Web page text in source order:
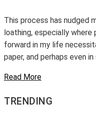
This process has nudged
loathing, especially where
forward in my life
paper, and perhaps even
Read More
TRENDING